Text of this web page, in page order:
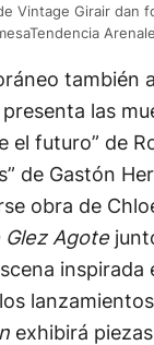
Vintage Girair dan
también
presenta las
el futuro” de
de Gastón
obra de
Glez Agote
inspirada
lanzamientos
exhibirá